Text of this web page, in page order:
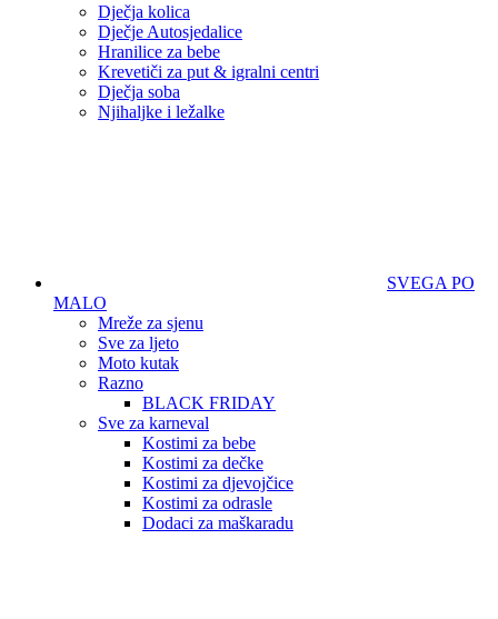
Dječja kolica
Dječje Autosjedalice
Hranilice za bebe
Krevetiči za put & igralni centri
Dječja soba
Njihaljke i ležalke
SVEGA PO
MALO
Mreže za sjenu
Sve za ljeto
Moto kutak
Razno
BLACK FRIDAY
Sve za karneval
Kostimi za bebe
Kostimi za dečke
Kostimi za djevojčice
Kostimi za odrasle
Dodaci za maškaradu